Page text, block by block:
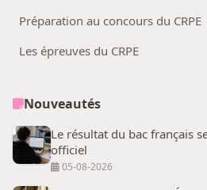
Préparation au concours du CRPE
Les épreuves du CRPE
Nouveautés
Le résultat du bac français
officiel
05-08-2026